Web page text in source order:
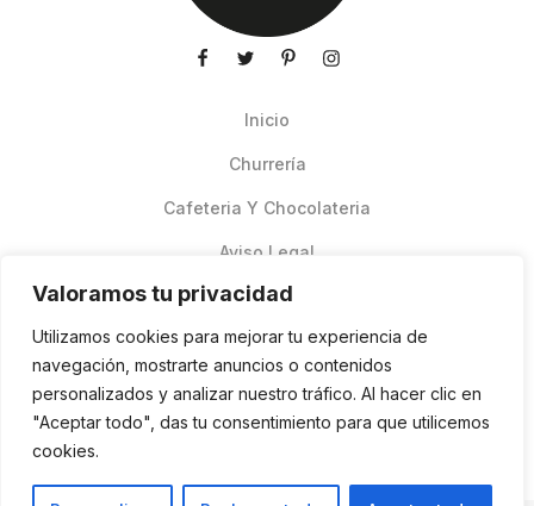
Valoramos tu privacidad
Utilizamos cookies para mejorar tu experiencia de
navegación, mostrarte anuncios o contenidos
personalizados y analizar nuestro tráfico. Al hacer clic en
"Aceptar todo", das tu consentimiento para que utilicemos
cookies.
Inicio
Churrería
Cafeteria Y Chocolateria
Aviso Legal
Pedidos Online Glovo
Contacto